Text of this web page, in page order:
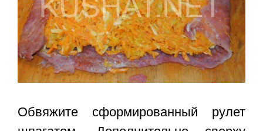
Обвяжите сформированный рулет